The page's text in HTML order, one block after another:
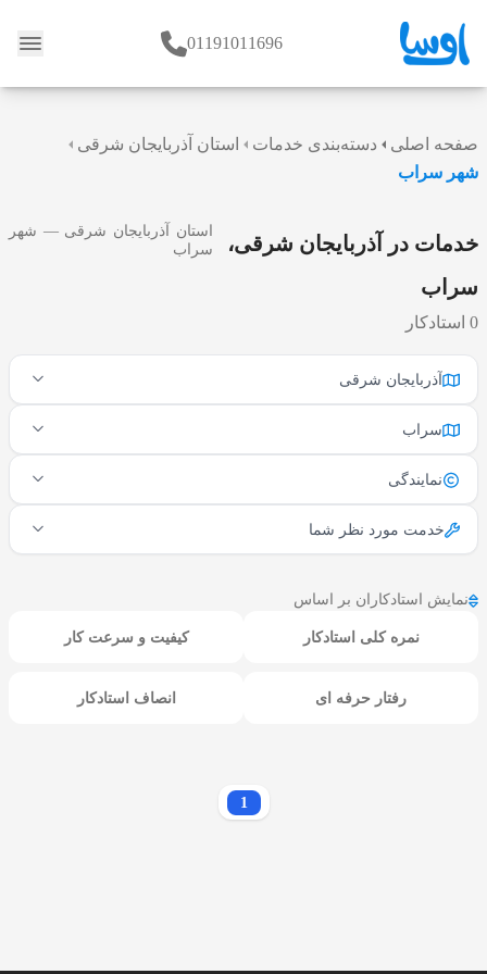
وبلاگ 01191011696
صفحه اصلی دسته‌بندی خدمات
استان آذربایجان شرقی
شهر سراب
خدمات در آذربایجان شرقی،
سراب
0 استادکار
استان آذربایجان شرقی — شهر
سراب
آذربایجان شرقی
سراب
نمایندگی
خدمت مورد نظر شما
نمایش استادکاران بر اساس
نمره کلی استادکار کیفیت و سرعت کار
رفتار حرفه ای انصاف استادکار
1